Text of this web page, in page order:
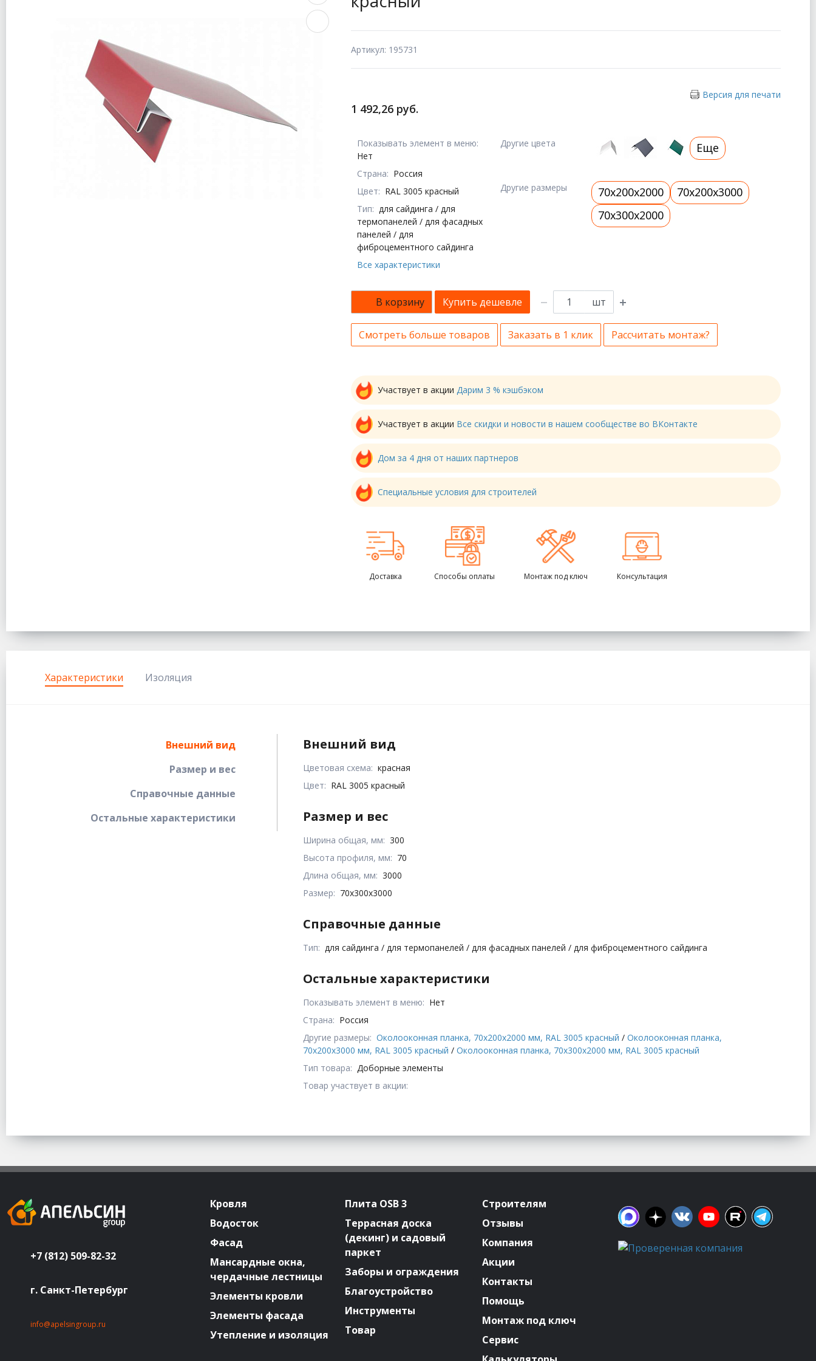
Артикул: 195731
Версия для печати
1 492,26 руб.
Показывать элемент в меню:
Нет
Страна: Россия
Цвет: RAL 3005 красный
Тип: для сайдинга / для
термопанелей / для фасадных
панелей / для
фиброцементного сайдинга
Все характеристики
Другие цвета Еще
Другие размеры 70x200x2000
70x200x3000
70x300x2000
В корзину Купить дешевле шт
Смотреть больше товаров Заказать в 1 клик Рассчитать монтаж?
Участвует в акции Дарим 3 % кэшбэком
Участвует в акции Все скидки и новости в нашем сообществе во ВКонтакте
Дом за 4 дня от наших партнеров
Специальные условия для строителей
Доставка Способы оплаты Монтаж под ключ Консультация
Характеристики Изоляция
Внешний вид
Размер и вес
Справочные данные
Остальные характеристики
Внешний вид
Цветовая схема: красная
Цвет: RAL 3005 красный
Размер и вес
Ширина общая, мм: 300
Высота профиля, мм: 70
Длина общая, мм: 3000
Размер: 70x300x3000
Справочные данные
Тип: для сайдинга / для термопанелей / для фасадных панелей / для фиброцементного сайдинга
Остальные характеристики
Показывать элемент в меню: Нет
Страна: Россия
Другие размеры: Околооконная планка, 70x200x2000 мм, RAL 3005 красный /Околооконная планка,
70x200x3000 мм, RAL 3005 красный /Околооконная планка, 70x300x2000 мм, RAL 3005 красный
Тип товара: Доборные элементы
Товар участвует в акции:
+7 (812) 509-82-32
г. Санкт-Петербург
info@apelsingroup.ru
Кровля
Водосток
Фасад
Мансардные окна,
чердачные лестницы
Элементы кровли
Элементы фасада
Утепление и изоляция
Плита OSB 3
Террасная доска
(декинг) и садовый
паркет
Заборы и ограждения
Благоустройство
Инструменты
Товар
Строителям
Отзывы
Компания
Акции
Контакты
Помощь
Монтаж под ключ
Сервис